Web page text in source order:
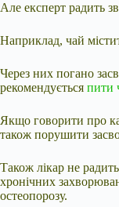
Але експерт радить
Наприклад, чай
Через них погано
рекомендується пити
Якщо говорити про
також порушити
Також лікар не
хронічних
остеопорозу.